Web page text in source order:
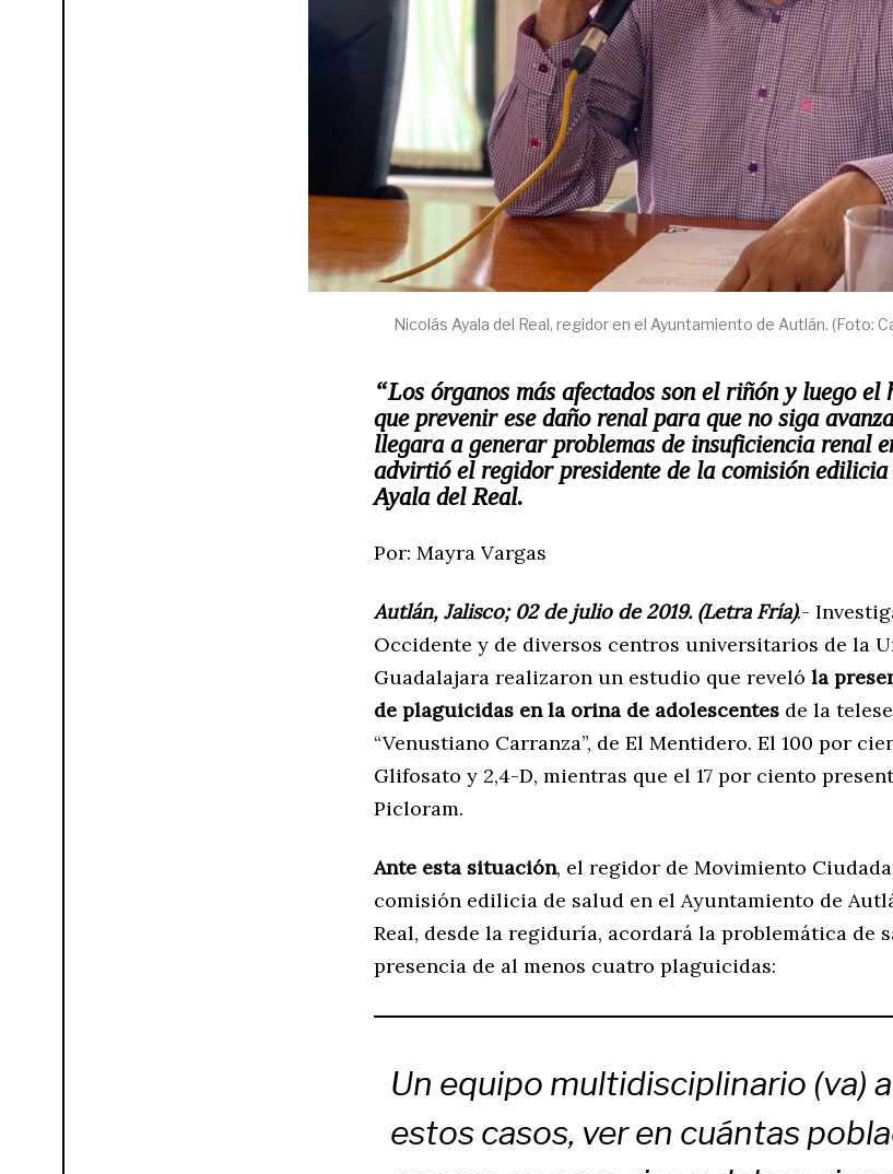
Nicolás Ayala del Real, regidor en el Ayuntamiento de Autlán. (Foto:
“Los órganos más afectados son el riñón y luego el
que prevenir ese daño renal para que no siga
llegara a generar problemas de insuficiencia renal
advirtió el regidor presidente de la comisión
Ayala del Real.
Por: Mayra Vargas
Autlán, Jalisco; 02 de julio de 2019. (Letra Fría).-
Occidente y de diversos centros universitarios de la
Guadalajara realizaron un estudio que reveló la
de plaguicidas en la orina de adolescentes de la
“Venustiano Carranza”, de El Mentidero. El 100 por
Glifosato y 2,4-D, mientras que el 17 por ciento
Picloram.
Ante esta situación, el regidor de Movimiento
comisión edilicia de salud en el Ayuntamiento de
Real, desde la regiduría, acordará la problemática de
presencia de al menos cuatro plaguicidas:
Un equipo multidisciplinario (va)
estos casos, ver en cuántas